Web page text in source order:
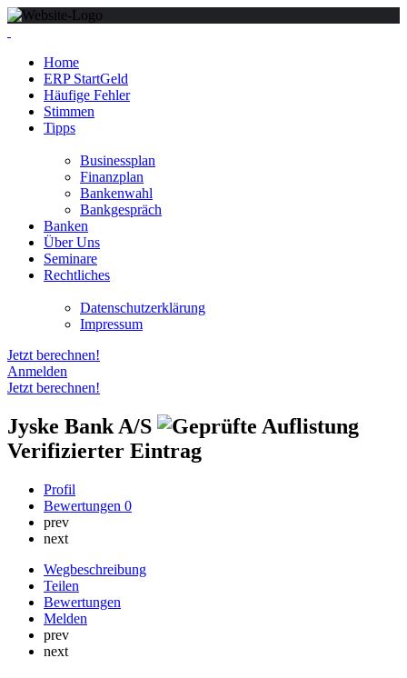
Home
ERP StartGeld
Häufige Fehler
Stimmen
Tipps
Businessplan
Finanzplan
Bankenwahl
Bankgespräch
Banken
Über Uns
Seminare
Rechtliches
Datenschutzerklärung
Impressum
Jetzt berechnen!
Anmelden
Jetzt berechnen!
Jyske Bank A/S
Verifizierter Eintrag
Profil
Bewertungen 0
prev
next
Wegbeschreibung
Teilen
Bewertungen
Melden
prev
next